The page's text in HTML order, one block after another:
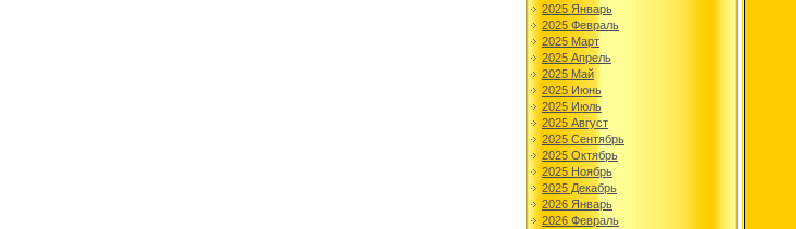
2025 Январь
2025 Февраль
2025 Март
2025 Апрель
2025 Май
2025 Июнь
2025 Июль
2025 Август
2025 Сентябрь
2025 Октябрь
2025 Ноябрь
2025 Декабрь
2026 Январь
2026 Февраль